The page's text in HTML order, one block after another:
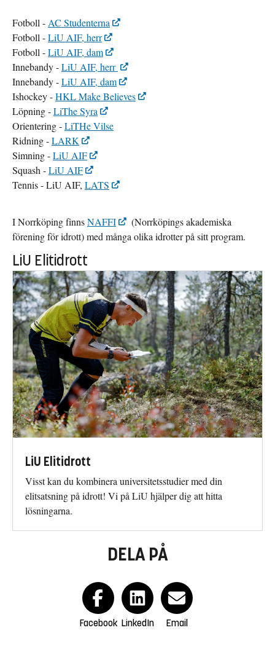
Fotboll -AC Studenterna
Fotboll -LiU AIF, herr
Fotboll -LiU AIF, dam
Innebandy -LiU AIF, herr
Innebandy -LiU AIF, dam
Ishockey -HKL Make Believes
Löpning -LiThe Syra
Orientering -LiTHe Vilse
Ridning -LARK
Simning -LiU AIF
Squash -LiU AIF
Tennis - LiU AIF, LATS
I Norrköping finnsNAFFI
(Norrköpings akademiska
förening för idrott) med många olika idrotter på sitt program.
LiU Elitidrott
LiU Elitidrott
Visst kan du kombinera universitetsstudier med din
elitsatsning på idrott! Vi på LiU hjälper dig att hitta
lösningarna.
DELA PÅ
Facebook LinkedIn Email